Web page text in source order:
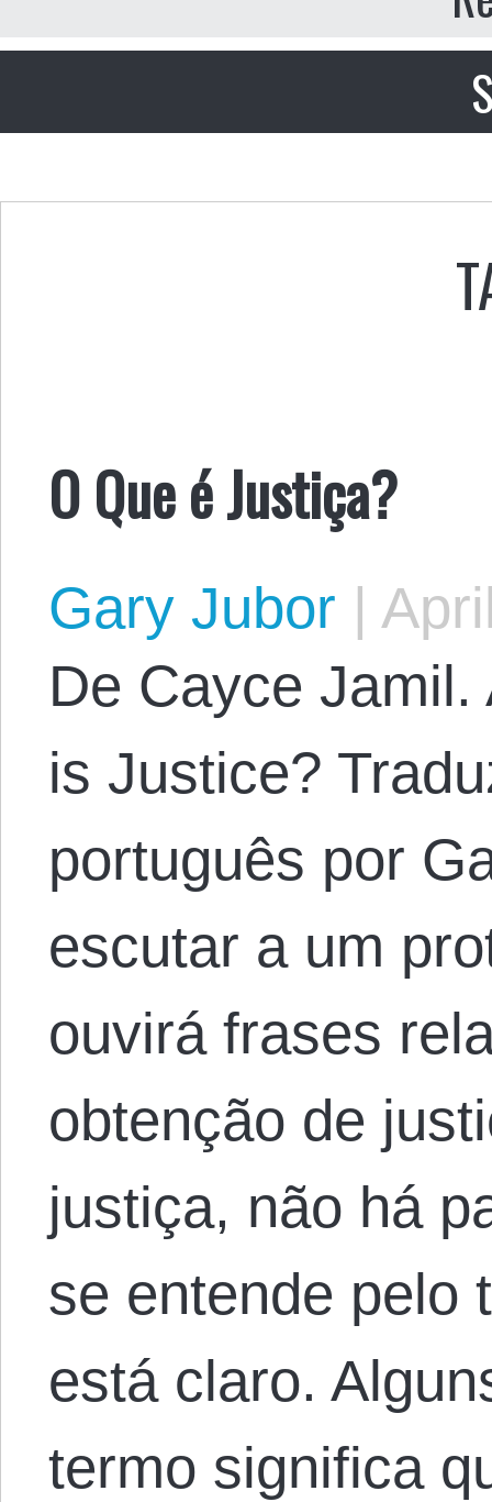
O Que é Justiça?
Gary Jubor |
De Cayce
is Justice?
português por
escutar a um
ouvirá frases
obtenção de
justiça, não há
se entende pelo
está claro.
termo significa